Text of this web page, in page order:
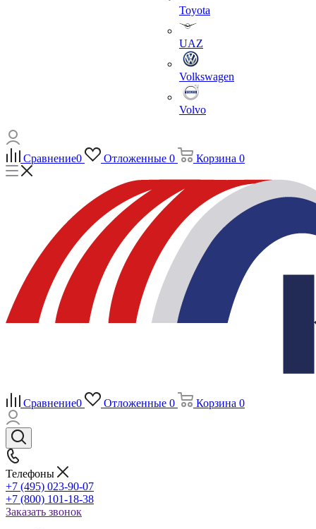
Toyota
UAZ
Volkswagen
Volvo
Сравнение0 Отложенные 0 Корзина 0
Сравнение0 Отложенные 0 Корзина 0
Телефоны
+7 (495) 023-90-07
+7 (800) 101-18-38
Заказать звонок